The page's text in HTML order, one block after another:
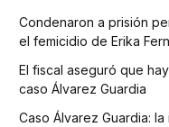
Condenaron a prisión
el femicidio de Erika
El fiscal aseguró que
caso Álvarez Guardia
Caso Álvarez Guardia: